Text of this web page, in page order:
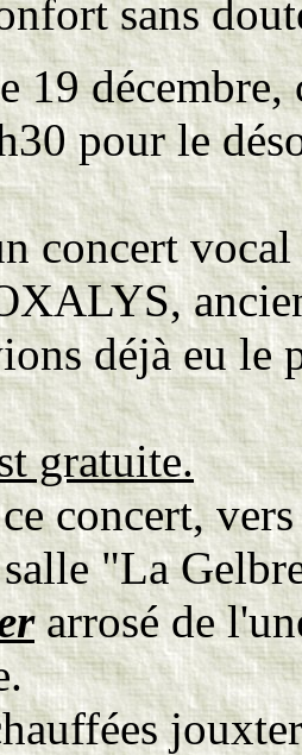
sans
19 décembre,
pour le
concert
déjà eu le
gratuite.
concert,
"La
arrosé de